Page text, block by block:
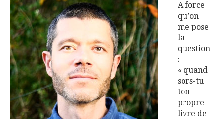
A force
qu’on
me pose
la
question
:
« quand
sors-tu
ton
propre
livre de